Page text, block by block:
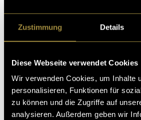
Zustimmung Details
Diese Webseite verwendet Cookies
Wir verwenden Cookies, um Inhalte
personalisieren, Funktionen für
zu können und die Zugriffe auf
analysieren. Außerdem geben wir
@agimania_
hender mich schomal gsehh?
♬ Moment Of Reflection –
Bitte akzeptiere diestatistik,
diesen Inhalt zu sehen.